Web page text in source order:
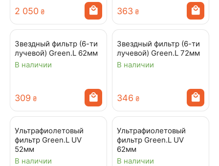
2 050 ₴ ‍363‍ ₴
Звездный фильтр (6-ти
лучевой) Green.L 62мм
В наличии
‍309‍ ₴
Звездный фильтр (6-ти
лучевой) Green.L 72мм
В наличии
‍346‍ ₴
Ультрафиолетовый
фильтр Green.L UV
52мм
В наличии
Ультрафиолетовый
фильтр Green.L UV
62мм
В наличии